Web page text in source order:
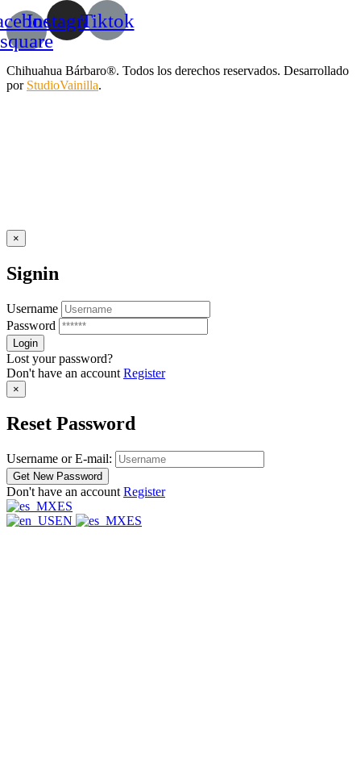
square
InstagramTiktok
Chihuahua Bárbaro®. Todos los derechos reservados. Desarrollado
por StudioVainilla.
×
Signin
Username
Password
Lost your password?
Don't have an account Register
×
Reset Password
Username or E-mail:
Don't have an account Register
ES
EN
ES